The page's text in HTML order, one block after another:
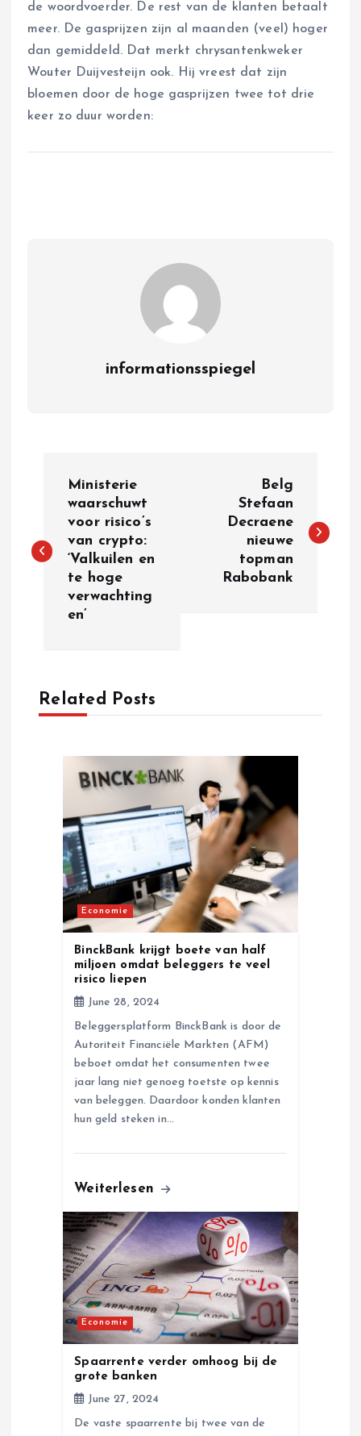
de woordvoerder. De rest van de klanten betaalt
meer. De gasprijzen zijn al maanden (veel) hoger
dan gemiddeld. Dat merkt chrysantenkweker
Wouter Duijvesteijn ook. Hij vreest dat zijn
bloemen door de hoge gasprijzen twee tot drie
keer zo duur worden:
informationsspiegel
s
v
Ministerie
waarschuwt
voor risico’s
van crypto:
‘Valkuilen en
te hoge
verwachting
en’
Belg
Stefaan
Decraene
nieuwe
topman
Rabobank
Related Posts
Economie
BinckBank krijgt boete van half
miljoen omdat beleggers te veel
risico liepen
June 28, 2024
Beleggersplatform BinckBank is door de
Autoriteit Financiële Markten (AFM)
beboet omdat het consumenten twee
jaar lang niet genoeg toetste op kennis
van beleggen. Daardoor konden klanten
hun geld steken in…
Weiterlesen
Economie
Spaarrente verder omhoog bij de
grote banken
June 27, 2024
De vaste spaarrente bij twee van de